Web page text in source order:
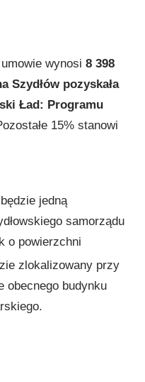
wynosi 8 398
Szydłów pozyskała
Ład: Programu
15% stanowi
jedną
samorządu
o powierzchni
zlokalizowany przy
obecnego budynku